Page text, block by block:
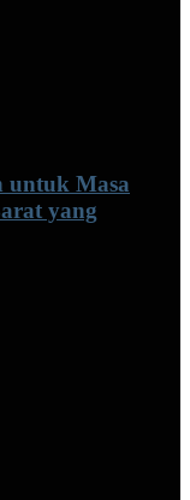
untuk Masa
yang